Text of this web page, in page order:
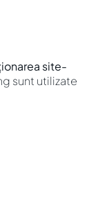
site-
sunt utilizate